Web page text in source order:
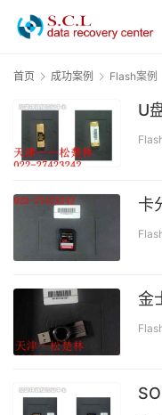
首页 成功案例 Flash案例
U
卡
金